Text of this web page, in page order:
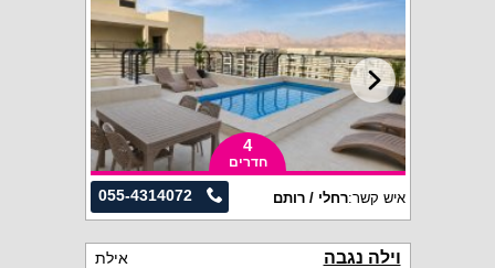
4
חדרים
055-4314072 איש קשר:רחלי / רותם
וילה נגבה אילת